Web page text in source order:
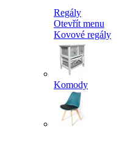
Regály
Otevřít menu
Kovové regály
Komody